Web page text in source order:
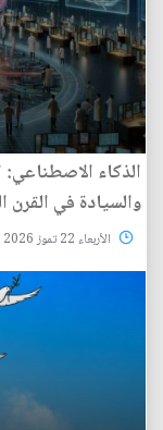
الذكاء
والسيادة في القرن
الأربعاء 22 تموز 2026